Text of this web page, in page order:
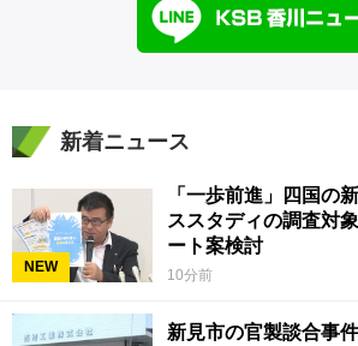
新着ニュース
NEW
「一歩前進」四国
ススタディの調査対
ート案検討
10分前
新見市の官製談合事